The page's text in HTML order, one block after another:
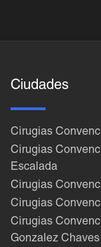
Ciudades
Cirugias
Cirugias
Escalada
Cirugias
Cirugias
Cirugias
Gonzalez Chaves